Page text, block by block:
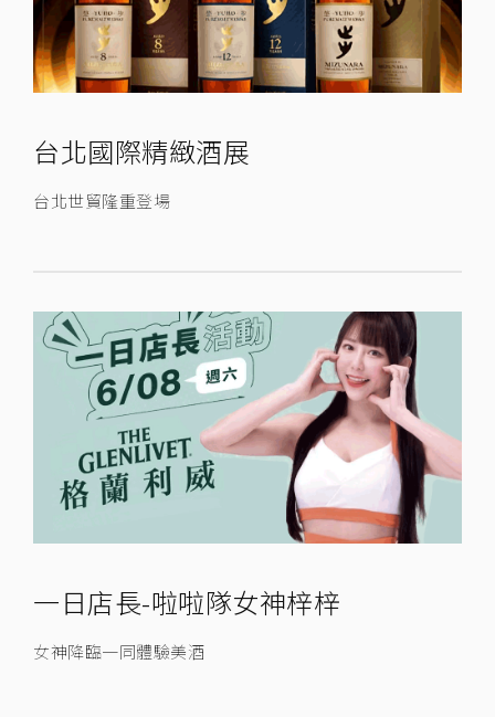
台北國際精緻酒展
台北世貿隆重登場
一日店長-啦啦隊女神梓梓
女神降臨一同體驗美酒